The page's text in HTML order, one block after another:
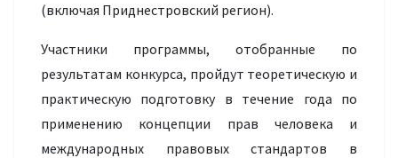
(включая Приднестровский регион).
Участники программы, отобранные по
результатам конкурса, пройдут теоретическую и
практическую подготовку в течение года по
применению концепции прав человека и
международных правовых стандартов в